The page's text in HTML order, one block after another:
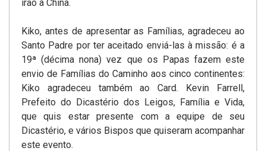
irão à China.
Kiko, antes de apresentar as Famílias, agradeceu ao
Santo Padre por ter aceitado enviá-las à missão: é a
19ª (décima nona) vez que os Papas fazem este
envio de Famílias do Caminho aos cinco continentes:
Kiko agradeceu também ao Card. Kevin Farrell,
Prefeito do Dicastério dos Leigos, Família e Vida,
que quis estar presente com a equipe de seu
Dicastério, e vários Bispos que quiseram acompanhar
este evento.